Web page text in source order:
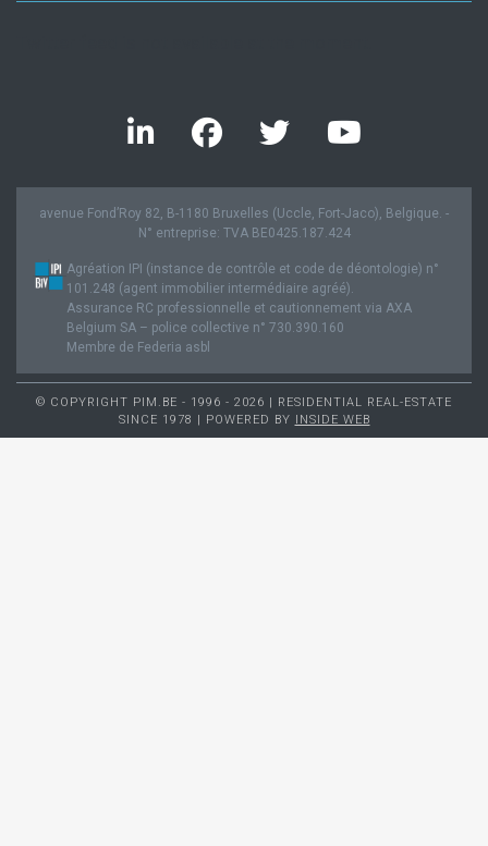
avenue Fond’Roy 82, B-1180 Bruxelles (Uccle, Fort-Jaco), Belgique. -
N° entreprise: TVA BE0425.187.424
Agréation IPI (instance de contrôle et code de déontologie) n°
101.248 (agent immobilier intermédiaire agréé).
Assurance RC professionnelle et cautionnement via AXA
Belgium SA – police collective n° 730.390.160
Membre de Federia asbl
© COPYRIGHT PIM.BE - 1996 - 2026 | RESIDENTIAL REAL-ESTATE
SINCE 1978 | POWERED BY
INSIDE WEB